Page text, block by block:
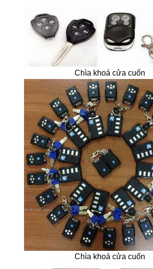
Chìa khoá cửa cuốn
Chìa khoá cửa cuốn